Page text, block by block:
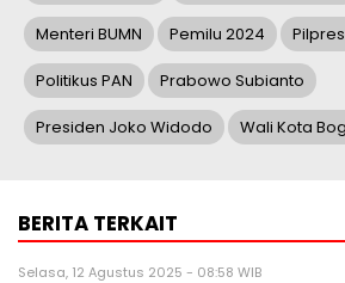
Menteri BUMN Pemilu 2024
Politikus PAN Prabowo Subianto
Presiden Joko Widodo Wali Kota
BERITA TERKAIT
Selasa, 12 Agustus 2025 - 08:58 WIB